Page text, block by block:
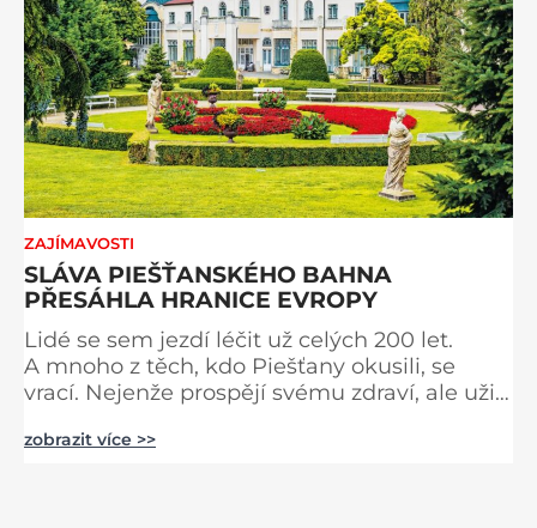
ZAJÍMAVOSTI
SLÁVA PIEŠŤANSKÉHO BAHNA
PŘESÁHLA HRANICE EVROPY
Lidé se sem jezdí léčit už celých 200 let.
A mnoho z těch, kdo Piešťany okusili, se
vrací. Nejenže prospějí svému zdraví, ale užijí
řekne slovenské lázně, Piešťany bývají první
zobrazit více >>